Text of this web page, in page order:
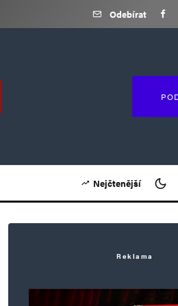
Odebírat
Nejčtenější
Reklama